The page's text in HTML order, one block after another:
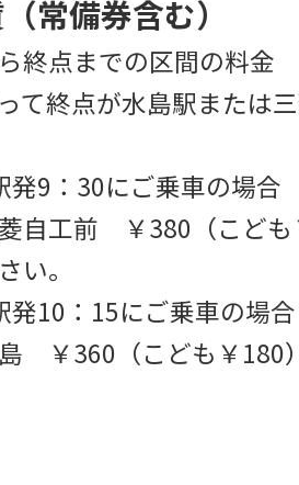
常備券含む）
終点までの区間の料金
終点が水島駅または
発9：30にご乗車の場合
自工前 ￥380（こども
い。
発10：15にご乗車の場合
￥360（こども￥180